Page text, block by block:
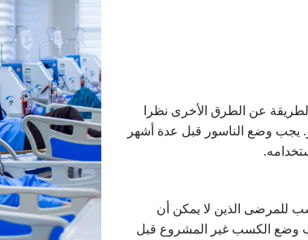
عن الطرق الأخرى نظرا
يجب وضع الناسور قبل عدة أشهر
للمرضى الذين لا يمكن أن
وضع الكسب غير المشروع قبل